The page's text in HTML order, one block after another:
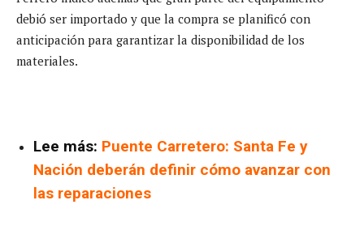
debió ser importado y que la compra se planificó con
anticipación para garantizar la disponibilidad de los
materiales.
Lee más: Puente Carretero: Santa Fe y
Nación deberán definir cómo avanzar con
las reparaciones